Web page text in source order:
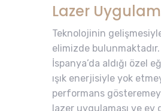
Lazer
Teknolojinin
elimizde
İspanya’da aldığı özel
ışık enerjisiyle yok
performans
lazer uygulaması ve ev